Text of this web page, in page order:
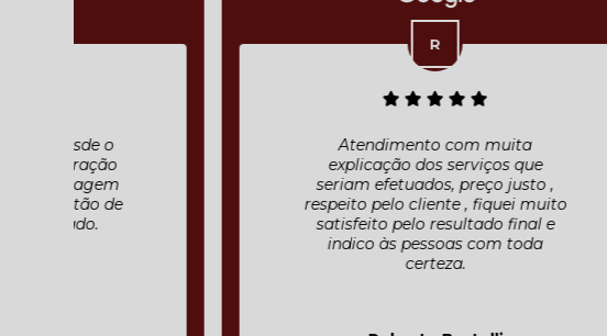
Atendimento com muita
explicação dos serviços que
seriam efetuados, preço justo ,
respeito pelo cliente , fiquei muito
satisfeito pelo resultado final e
indico às pessoas com toda